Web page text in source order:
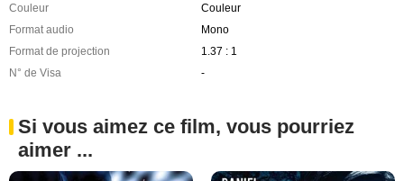
Couleur
Couleur
Format audio
Mono
Format de projection
1.37 : 1
N° de Visa
-
Si vous aimez ce film, vous pourriez
aimer ...